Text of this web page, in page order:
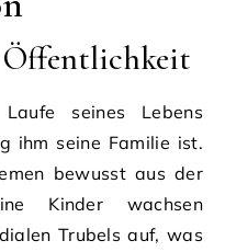
Öffentlichkeit
seines Lebens
ihm seine Familie ist.
bewusst aus der
Kinder wachsen
Trubels auf, was